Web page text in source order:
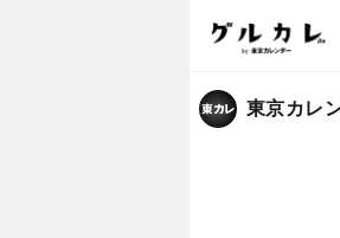
東京カレ